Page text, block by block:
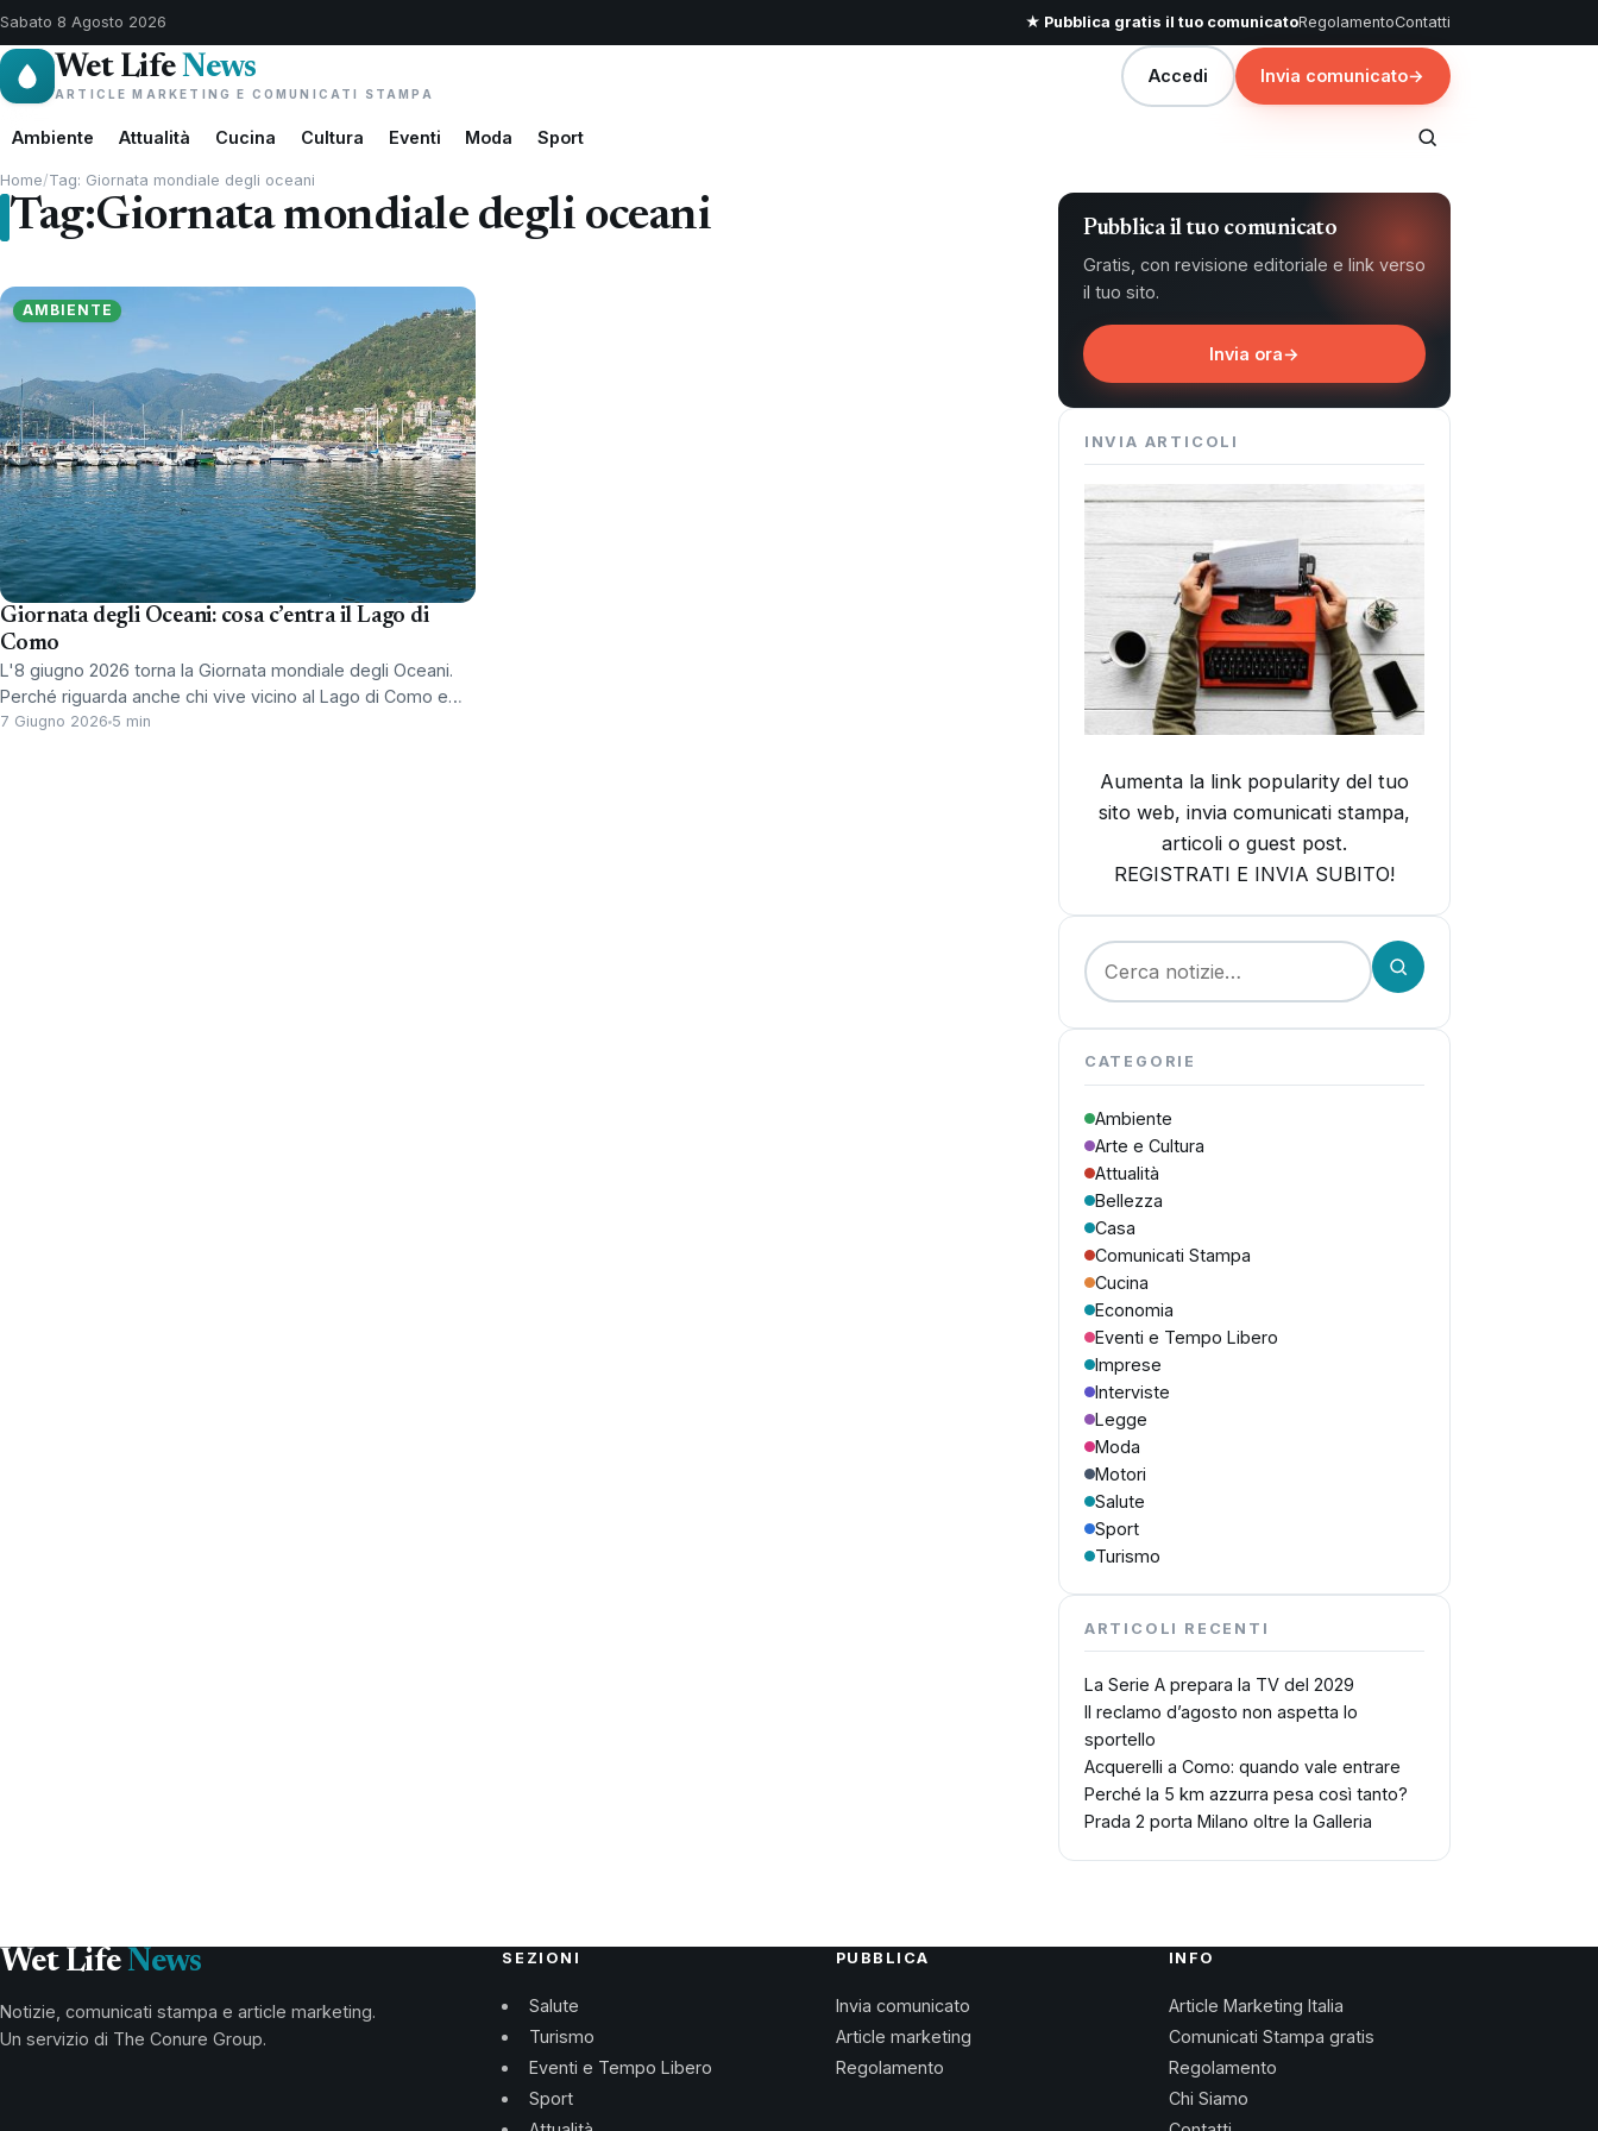
Sabato 8 Agosto 2026 ★ Pubblica gratis il tuo comunicatoRegolamentoContatti
Wet LifeNews
ARTICLE MARKETING E COMUNICATI STAMPA
Accedi Invia comunicato→
Ambiente Attualità Cucina Cultura Eventi Moda Sport
Home/Tag: Giornata mondiale degli oceani
Tag:Giornata mondiale degli oceani
AMBIENTE
Giornata degli Oceani: cosa c’entra il Lago di
Como
L'8 giugno 2026 torna la Giornata mondiale degli Oceani.
Perché riguarda anche chi vive vicino al Lago di Como e…
7 Giugno 2026 5 min
Pubblica il tuo comunicato
Gratis, con revisione editoriale e link verso
il tuo sito.
Invia ora→
INVIA ARTICOLI
Aumenta la link popularity del tuo
sito web, invia comunicati stampa,
articoli o guest post.
REGISTRATI E INVIA SUBITO!
Cerca:
CATEGORIE
Ambiente
Arte e Cultura
Attualità
Bellezza
Casa
Comunicati Stampa
Cucina
Economia
Eventi e Tempo Libero
Imprese
Interviste
Legge
Moda
Motori
Salute
Sport
Turismo
ARTICOLI RECENTI
La Serie A prepara la TV del 2029
Il reclamo d’agosto non aspetta lo
sportello
Acquerelli a Como: quando vale entrare
Perché la 5 km azzurra pesa così tanto?
Prada 2 porta Milano oltre la Galleria
Wet Life News
Notizie, comunicati stampa e article marketing.
Un servizio di The Conure Group.
SEZIONI
Salute
Turismo
Eventi e Tempo Libero
Sport
PUBBLICA
Invia comunicato
Article marketing
Regolamento
INFO
Article Marketing Italia
Comunicati Stampa gratis
Regolamento
Chi Siamo